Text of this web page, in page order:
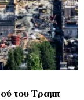
του Τραμπ